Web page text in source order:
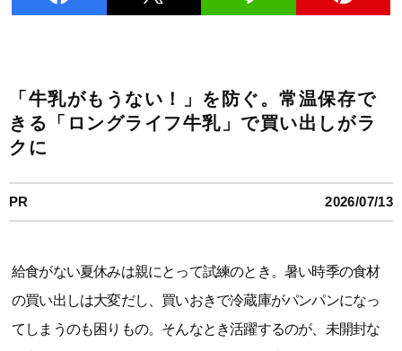
「牛乳がもうない！」を防ぐ。常温保存で
きる「ロングライフ牛乳」で買い出しがラ
クに
PR 2026/07/13
給食がない夏休みは親にとって試練のとき。暑い時季の食材
の買い出しは大変だし、買いおきで冷蔵庫がパンパンになっ
てしまうのも困りもの。そんなとき活躍するのが、未開封な